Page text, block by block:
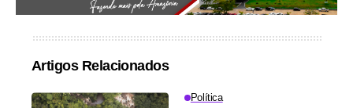
Artigos Relacionados
Política